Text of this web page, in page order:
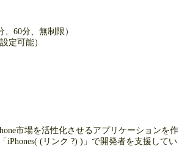
60分、無制限）
定可能）
市場を活性化させるアプリケーションを作
iPhones( (リンク ?) )」で開発者を支援してい